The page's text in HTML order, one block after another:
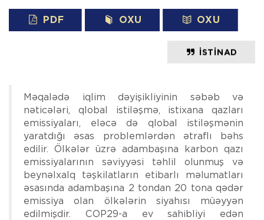
PDF OXU OXU
İSTINAD
Məqalədə iqlim dəyişikliyinin səbəb və
nəticələri, qlobal istiləşmə, istixana qazları
emissiyaları, eləcə də qlobal istiləşmənin
yaratdığı əsas problemlərdən ətraflı bəhs
edilir. Ölkələr üzrə adambaşına karbon qazı
emissiyalarının səviyyəsi təhlil olunmuş və
beynəlxalq təşkilatların etibarlı məlumatları
əsasında adambaşına 2 tondan 20 tona qədər
emissiya olan ölkələrin siyahısı müəyyən
edilmişdir. COP29-a ev sahibliyi edən